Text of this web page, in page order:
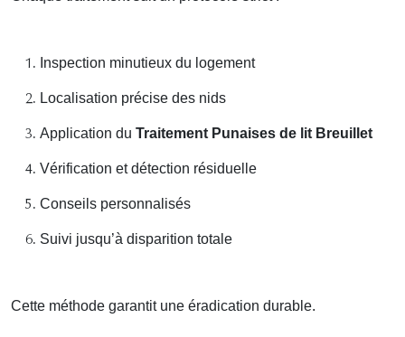
Inspection minutieux du logement
Localisation précise des nids
Application du Traitement Punaises de lit Breuillet
Vérification et détection résiduelle
Conseils personnalisés
Suivi jusqu’à disparition totale
Cette méthode garantit une éradication durable.